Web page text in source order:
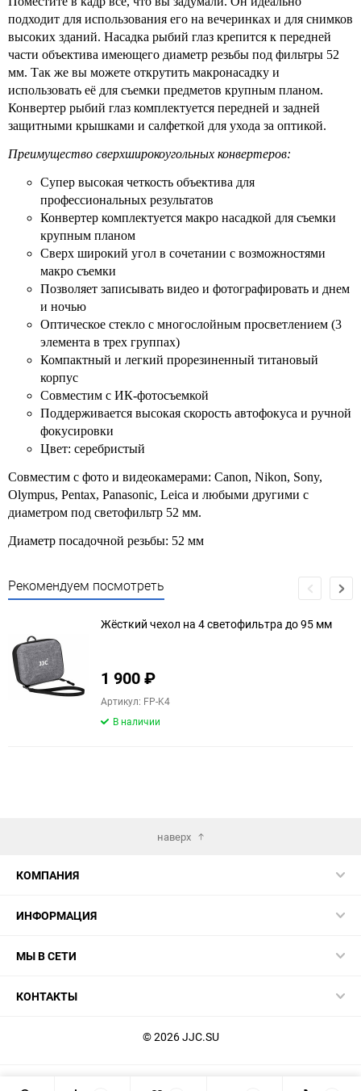
подходит для использования его на вечеринках и для снимков
высоких зданий. Насадка рыбий глаз крепится к передней
части объектива имеющего диаметр резьбы под фильтры 52
мм. Так же вы можете открутить макронасадку и
использовать её для съемки предметов крупным планом.
Конвертер рыбий глаз комплектуется передней и задней
защитными крышками и салфеткой для ухода за оптикой.
Преимущество сверхширокоугольных конвертеров:
Супер высокая четкость объектива для
профессиональных результатов
Конвертер комплектуется макро насадкой для съемки
крупным планом
Сверх широкий угол в сочетании с возможностями
макро съемки
Позволяет записывать видео и фотографировать и днем
и ночью
Оптическое стекло с многослойным просветлением (3
элемента в трех группах)
Компактный и легкий прорезиненный титановый
корпус
Совместим с ИК-фотосъемкой
Поддерживается высокая скорость автофокуса и ручной
фокусировки
Цвет: серебристый
Совместим с фото и видеокамерами: Canon, Nikon, Sony,
Olympus, Pentax, Panasonic, Leica и любыми другими с
диаметром под светофильтр 52 мм.
Диаметр посадочной резьбы: 52 мм
Рекомендуем посмотреть
Жёсткий чехол на 4 светофильтра до 95 мм
1 900₽
Артикул: FP-K4
В наличии
наверх
КОМПАНИЯ
ИНФОРМАЦИЯ
МЫ В СЕТИ
КОНТАКТЫ
© 2026 JJC.SU